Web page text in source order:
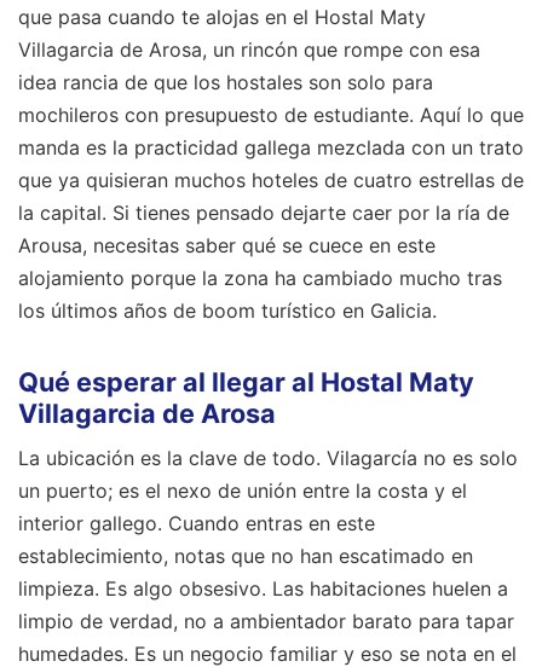
que pasa cuando te alojas en el Hostal Maty
Villagarcia de Arosa, un rincón que rompe con esa
idea rancia de que los hostales son solo para
mochileros con presupuesto de estudiante. Aquí lo que
manda es la practicidad gallega mezclada con un trato
que ya quisieran muchos hoteles de cuatro estrellas de
la capital. Si tienes pensado dejarte caer por la ría de
Arousa, necesitas saber qué se cuece en este
alojamiento porque la zona ha cambiado mucho tras
los últimos años de boom turístico en Galicia.
Qué esperar al llegar al Hostal Maty
Villagarcia de Arosa
La ubicación es la clave de todo. Vilagarcía no es solo
un puerto; es el nexo de unión entre la costa y el
interior gallego. Cuando entras en este
establecimiento, notas que no han escatimado en
limpieza. Es algo obsesivo. Las habitaciones huelen a
limpio de verdad, no a ambientador barato para tapar
humedades. Es un negocio familiar y eso se nota en el